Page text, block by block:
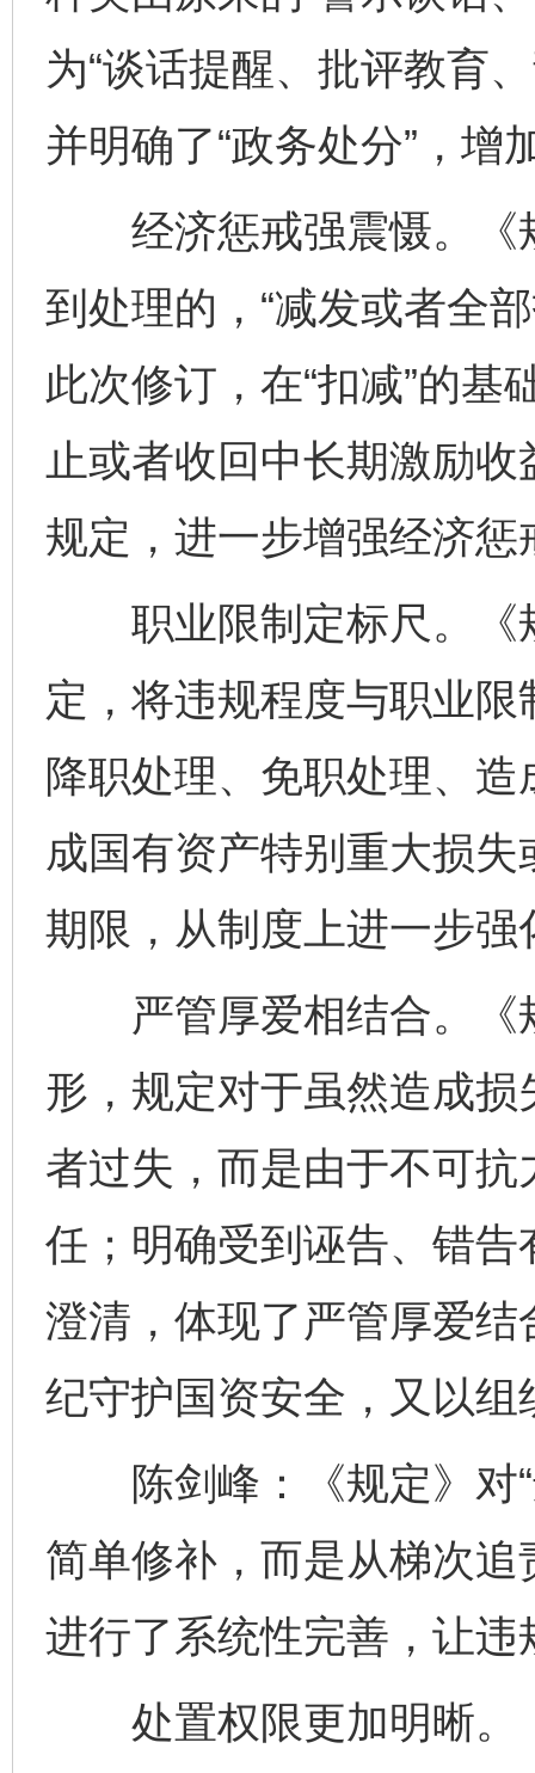
为“谈话提醒、批评教育
并明确了“政务处分”，增
经济惩戒强震慑。《
到处理的，“减发或者全
此次修订，在“扣减”的基
止或者收回中长期激励收
规定，进一步增强经济惩
职业限制定标尺。《
定，将违规程度与职业
降职处理、免职处理、
成国有资产特别重大损
期限，从制度上进一步强
严管厚爱相结合。《
形，规定对于虽然造成
者过失，而是由于不可
任；明确受到诬告、错
澄清，体现了严管厚爱
纪守护国资安全，又以
陈剑峰：《规定》对“
简单修补，而是从梯次
进行了系统性完善，让
处置权限更加明晰。